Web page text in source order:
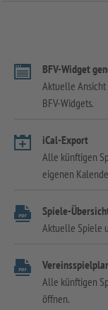
BFV-Widget
Aktuelle Ansicht
BFV-Widgets.
iCal-Export
Alle künftigen
eigenen
Spiele-
Aktuelle Spiele
Alle künftigen
öffnen.